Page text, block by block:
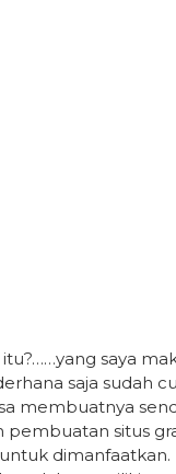
saya
saja sudah
membuatnya
pembuatan situs
dimanfaatkan.